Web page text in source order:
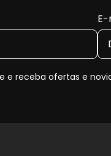
comprometendo o
excessivo
irregular dos
e receba ofertas e